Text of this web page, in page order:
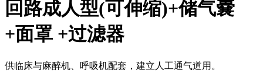
回路成人型(可伸缩)+储气嚢
+面罩 +过滤器
供临床与麻醉机、呼吸机配套，建立人工通气道用。